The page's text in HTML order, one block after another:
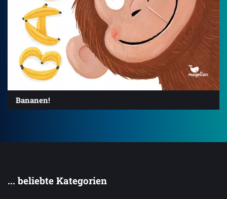
Bananen!
... beliebte Kategorien